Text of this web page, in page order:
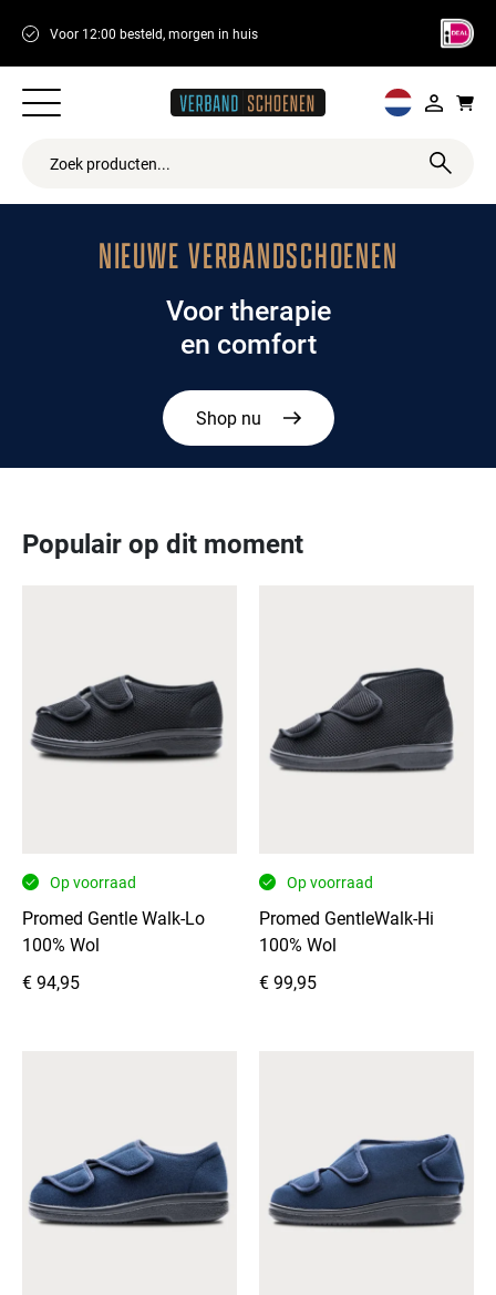
12:00 besteld, morgen in huis 14 dagen retourtermijn
NIEUWE VERBANDSCHOENEN
Voor therapie
en comfort
Shop nu
Populair op dit moment
Op voorraad
Promed Gentle Walk-Lo
100% Wol
€94,95
Op voorraad
Promed GentleWalk-Hi
100% Wol
€99,95